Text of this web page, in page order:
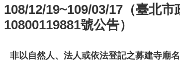
108/12/19~109/03/17（臺北
10800119881號公告）
非以自然人、法人或依法登記之募建寺廟